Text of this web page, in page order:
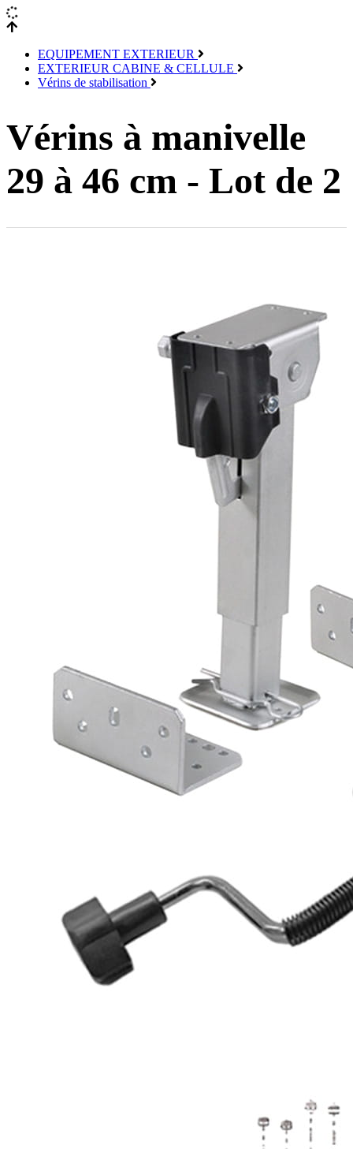
EQUIPEMENT EXTERIEUR
EXTERIEUR CABINE & CELLULE
Vérins de stabilisation
Vérins à manivelle
29 à 46 cm - Lot de 2